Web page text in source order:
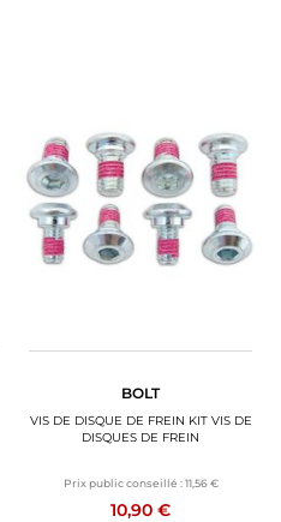
BOLT
VIS DE DISQUE DE FREIN KIT VIS DE
DISQUES DE FREIN
Prix public conseillé : 11,56 €
10,90 €